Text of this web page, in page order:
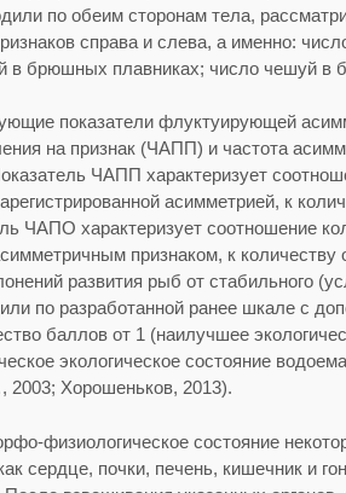
по обеим сторонам тела,
справа и слева, а именно:
в брюшных плавниках; число чешуй в
показатели флуктуирующей
на признак (ЧАПП) и частота
ЧАПП характеризует
асимметрией, к
ЧАПО характеризует соотношение
признаком, к количеству
развития рыб от стабильного
по разработанной ранее шкале с
баллов от 1 (наилучшее
экологическое состояние
Хорошеньков, 2013).
физиологическое состояние
сердце, почки, печень, кишечник и